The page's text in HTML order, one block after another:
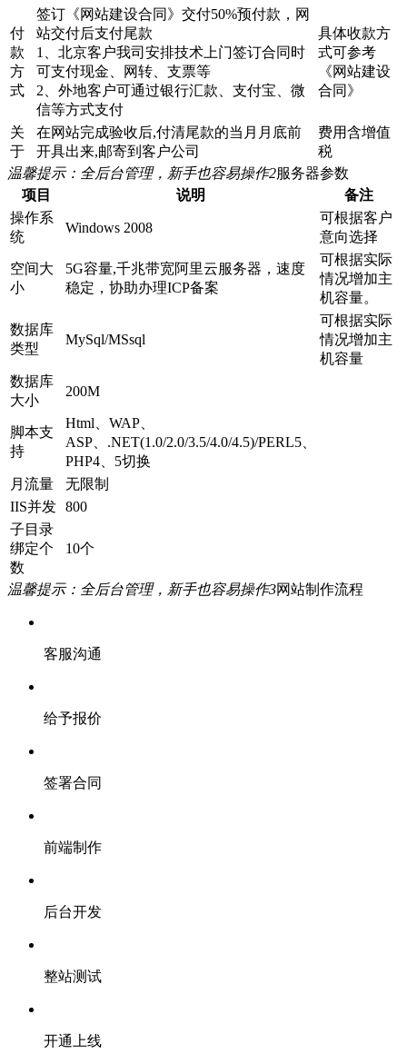
付
款
方
式
签订《网站建设合同》交付50%预付款，网
站交付后支付尾款
1、北京客户我司安排技术上门签订合同时
可支付现金、网转、支票等
2、外地客户可通过银行汇款、支付宝、微
信等方式支付
具体收款方
式可参考
《网站建设
合同》
关
于
在网站完成验收后,付清尾款的当月月底前
开具出来,邮寄到客户公司
费用含增值
税
温馨提示：全后台管理，新手也容易操作2服务器参数
项目
说明
备注
操作系
统
Windows 2008
可根据客户
意向选择
空间大
小
5G容量,千兆带宽阿里云服务器，速度
稳定，协助办理ICP备案
可根据实际
情况增加主
机容量。
数据库
类型
MySql/MSsql
可根据实际
情况增加主
机容量
数据库
大小
200M
脚本支
持
Html、WAP、
ASP、.NET(1.0/2.0/3.5/4.0/4.5)/PERL5、
PHP4、5切换
月流量
无限制
IIS并发 800
子目录
绑定个
数
10个
温馨提示：全后台管理，新手也容易操作3网站制作流程
客服沟通
给予报价
签署合同
前端制作
后台开发
整站测试
开通上线